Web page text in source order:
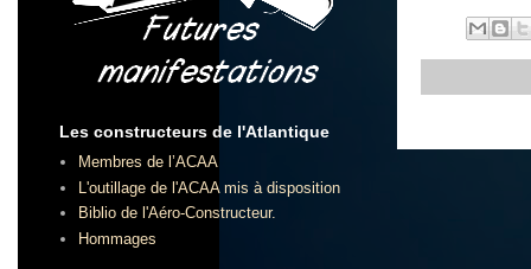
Les constructeurs de l'Atlantique
Membres de l’ACAA
L'outillage de l'ACAA mis à disposition
Biblio de l'Aéro-Constructeur.
Hommages